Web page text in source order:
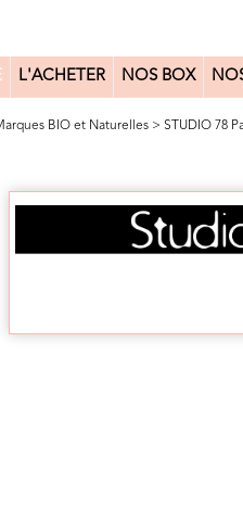
L'ACHETER NOS BOX
0
BIO et Naturelles > STUDIO 78